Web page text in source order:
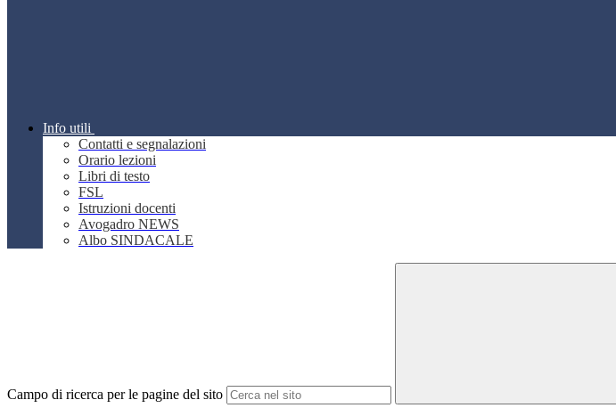
Info utili
Contatti e segnalazioni
Orario lezioni
Libri di testo
FSL
Istruzioni docenti
Avogadro NEWS
Albo SINDACALE
Campo di ricerca per le pagine del sito